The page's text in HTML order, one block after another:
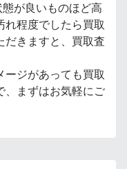
が良いものほど高
れ程度でしたら買取
だきますと、買取査
ージがあっても買取
、まずはお気軽にご